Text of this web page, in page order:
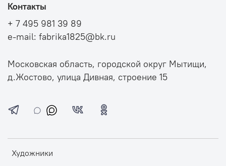
Художники
Контакты
+ 7 495 981 39 89
e-mail: fabrika1825@bk.ru
Московская область, городской округ Мытищи,
д.Жостово, улица Дивная, строение 15